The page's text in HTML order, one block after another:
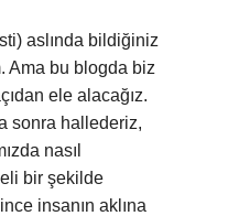
aslında bildiğiniz
Ama bu blogda biz
ele alacağız.
sonra hallederiz,
nasıl
bir şekilde
insanın aklına